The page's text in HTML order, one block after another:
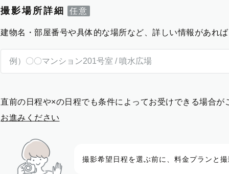
撮影場所詳細
建物名・部屋番号や具体的な場所など、詳しい情報があれば
直前の日程や×の日程でも条件によってお受けできる場合が
お進みください
撮影希望日程を選ぶ前に、料金プランと撮